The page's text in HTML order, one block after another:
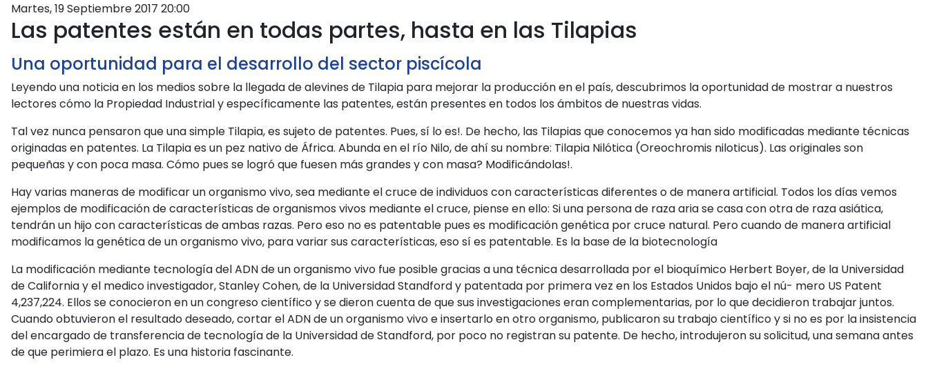
Martes, 19 Septiembre 2017 20:00
Las patentes están en todas partes, hasta en las Tilapias
Una oportunidad para el desarrollo del sector piscícola
Leyendo una noticia en los medios sobre la llegada de alevines de Tilapia para mejorar la producción en el país, descubrimos la oportunidad de mostrar a nuestros
lectores cómo la Propiedad Industrial y específicamente las patentes, están presentes en todos los ámbitos de nuestras vidas.
Tal vez nunca pensaron que una simple Tilapia, es sujeto de patentes. Pues, sí lo es!. De hecho, las Tilapias que conocemos ya han sido modificadas mediante técnicas
originadas en patentes. La Tilapia es un pez nativo de África. Abunda en el río Nilo, de ahí su nombre: Tilapia Nilótica (Oreochromis niloticus). Las originales son
pequeñas y con poca masa. Cómo pues se logró que fuesen más grandes y con masa? Modificándolas!.
Hay varias maneras de modificar un organismo vivo, sea mediante el cruce de individuos con características diferentes o de manera artificial. Todos los días vemos
ejemplos de modificación de características de organismos vivos mediante el cruce, piense en ello: Si una persona de raza aria se casa con otra de raza asiática,
tendrán un hijo con características de ambas razas. Pero eso no es patentable pues es modificación genética por cruce natural. Pero cuando de manera artificial
modificamos la genética de un organismo vivo, para variar sus características, eso sí es patentable. Es la base de la biotecnología
La modificación mediante tecnología del ADN de un organismo vivo fue posible gracias a una técnica desarrollada por el bioquímico Herbert Boyer, de la Universidad
de California y el medico investigador, Stanley Cohen, de la Universidad Standford y patentada por primera vez en los Estados Unidos bajo el nú- mero US Patent
4,237,224. Ellos se conocieron en un congreso científico y se dieron cuenta de que sus investigaciones eran complementarias, por lo que decidieron trabajar juntos.
Cuando obtuvieron el resultado deseado, cortar el ADN de un organismo vivo e insertarlo en otro organismo, publicaron su trabajo científico y si no es por la insistencia
del encargado de transferencia de tecnología de la Universidad de Standford, por poco no registran su patente. De hecho, introdujeron su solicitud, una semana antes
de que perimiera el plazo. Es una historia fascinante.